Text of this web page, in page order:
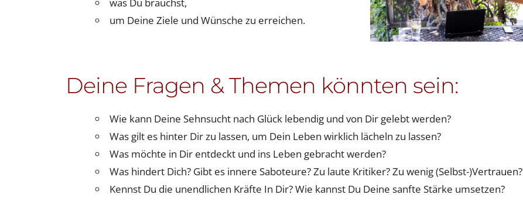
um Deine Ziele und Wünsche zu erreichen.
Deine Fragen & Themen könnten sein:
Wie kann Deine Sehnsucht nach Glück lebendig und von Dir gelebt werden?
Was gilt es hinter Dir zu lassen, um Dein Leben wirklich lächeln zu lassen?
Was möchte in Dir entdeckt und ins Leben gebracht werden?
Was hindert Dich? Gibt es innere Saboteure? Zu laute Kritiker? Zu wenig (Selbst-)Vertrauen?
Kennst Du die unendlichen Kräfte In Dir? Wie kannst Du Deine sanfte Stärke umsetzen?